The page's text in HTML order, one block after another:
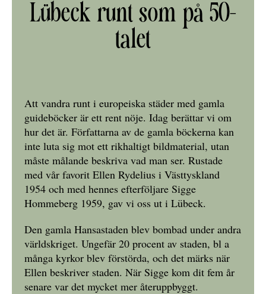
Lübeck runt som på 50-
talet
Att vandra runt i europeiska städer med gamla
guideböcker är ett rent nöje. Idag berättar vi om
hur det är. Författarna av de gamla böckerna kan
inte luta sig mot ett rikhaltigt bildmaterial, utan
måste målande beskriva vad man ser. Rustade
med vår favorit Ellen Rydelius i Västtyskland
1954 och med hennes efterföljare Sigge
Hommeberg 1959, gav vi oss ut i Lübeck.
Den gamla Hansastaden blev bombad under andra
världskriget. Ungefär 20 procent av staden, bl a
många kyrkor blev förstörda, och det märks när
Ellen beskriver staden. När Sigge kom dit fem år
senare var det mycket mer återuppbyggt.